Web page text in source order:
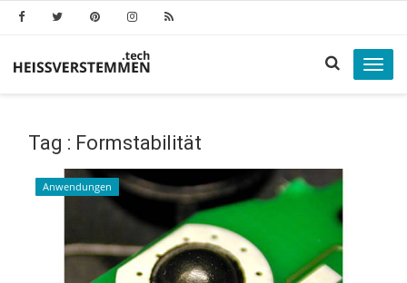
Tag : Formstabilität
Anwendungen